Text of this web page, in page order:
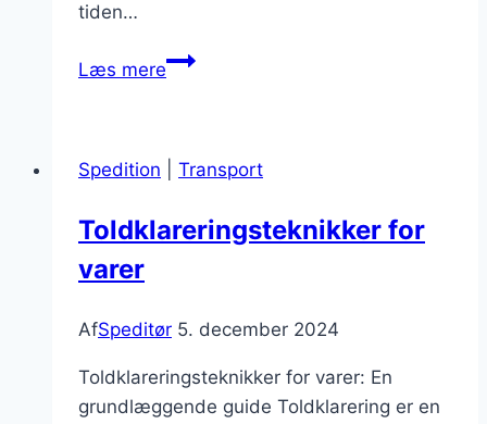
tiden…
Læs mereSpeditør
behov
Spedition Transport
Toldklareringsteknikker for
varer
AfSpeditør 5. december 2024
Toldklareringsteknikker for varer: En
grundlæggende guide Toldklarering er en